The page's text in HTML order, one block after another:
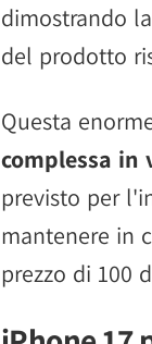
dimostrando
del prodotto
Questa
complessa in
previsto per
mantenere in
prezzo di 100